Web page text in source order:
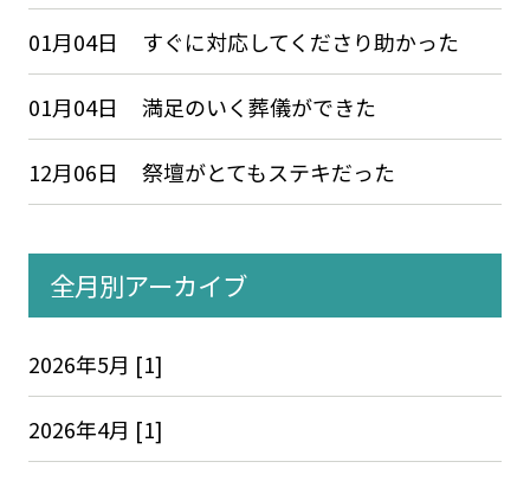
01月04日 すぐに対応してくださり助かった
01月04日 満足のいく葬儀ができた
12月06日 祭壇がとてもステキだった
全月別アーカイブ
2026年5月 [1]
2026年4月 [1]